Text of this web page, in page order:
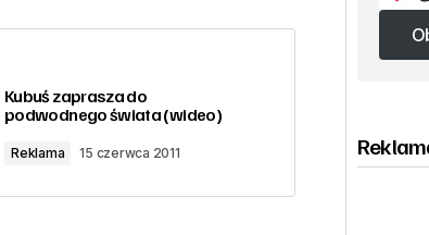
Kubuś zaprasza do
podwodnego świata (wideo)
Reklama 15 czerwca 2011